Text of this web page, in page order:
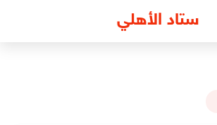
ستاد الأهلي